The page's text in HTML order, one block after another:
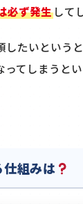
必ず発生 して
たいという
てしまうと
組みは